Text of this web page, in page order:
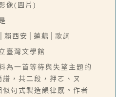
像(圖片)
賴西安│蓮藕│歌詞
臺灣文學館
為一首等待與失望主題的
譜，共二段，押ㄛ、ㄡ
似句式製造韻律感。作者